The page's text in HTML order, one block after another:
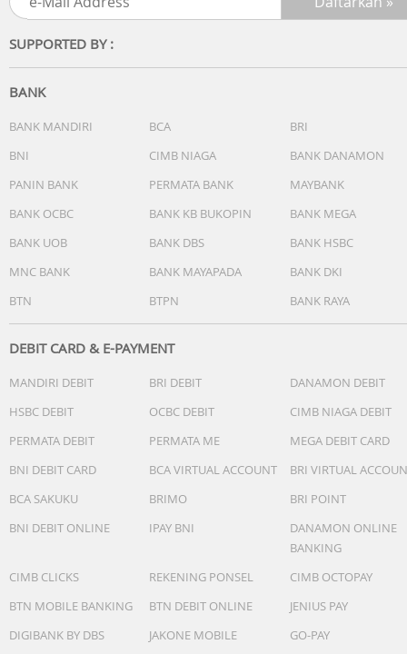
SUPPORTED BY :
BANK
BANK MANDIRI BCA
BRI
BNI
CIMB NIAGA
BANK DANAMON
PANIN BANK
PERMATA BANK
MAYBANK
BANK OCBC
BANK KB BUKOPIN
BANK MEGA
BANK UOB
BANK DBS
BANK HSBC
MNC BANK
BANK MAYAPADA
BANK DKI
BTN
BTPN BANK RAYA
DEBIT CARD & E-PAYMENT
MANDIRI DEBIT BRI DEBIT
DANAMON DEBIT
HSBC DEBIT
OCBC DEBIT
CIMB NIAGA DEBIT
PERMATA DEBIT
PERMATA ME
MEGA DEBIT CARD
BNI DEBIT CARD
BCA VIRTUAL ACCOUNT
BRI VIRTUAL
BCA SAKUKU
BRIMO
BRI POINT
BNI DEBIT ONLINE
IPAY BNI
DANAMON ONLINE
BANKING
CIMB CLICKS
REKENING PONSEL
CIMB OCTOPAY
BTN MOBILE BANKING
BTN DEBIT ONLINE
JENIUS PAY
DIGIBANK BY DBS
JAKONE MOBILE
GO-PAY